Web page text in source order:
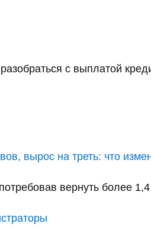
с выплатой
вырос на треть: что
вернуть более